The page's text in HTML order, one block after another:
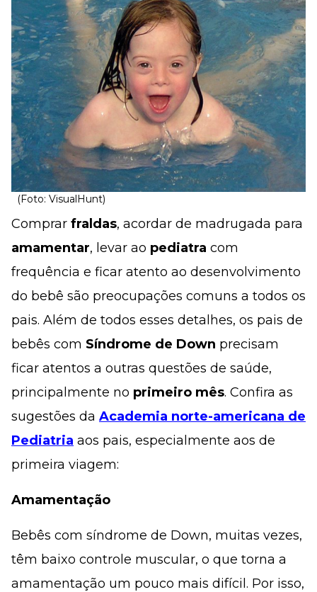
(Foto: VisualHunt)
Comprar fraldas, acordar de madrugada para
amamentar, levar ao pediatra com
frequência e ficar atento ao desenvolvimento
do bebê são preocupações comuns a todos os
pais. Além de todos esses detalhes, os pais de
bebês com Síndrome de Down precisam
ficar atentos a outras questões de saúde,
principalmente no primeiro mês. Confira as
sugestões da Academia norte-americana de
Pediatria aos pais, especialmente aos de
primeira viagem:
Amamentação
Bebês com síndrome de Down, muitas vezes,
têm baixo controle muscular, o que torna a
amamentação um pouco mais difícil. Por isso,